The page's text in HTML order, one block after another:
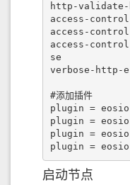
http-
access-
access-
access-
se
verbose-http-
#添加插件
plugin =
plugin =
plugin =
plugin =
启动节点